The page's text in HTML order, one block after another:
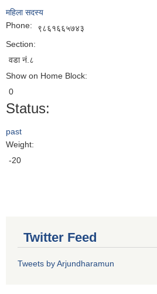
महिला सदस्य
Phone:
९८६१६६५७४३
Section:
वडा नं.८
Show on Home Block:
0
Status:
past
Weight:
-20
Twitter Feed
Tweets by Arjundharamun